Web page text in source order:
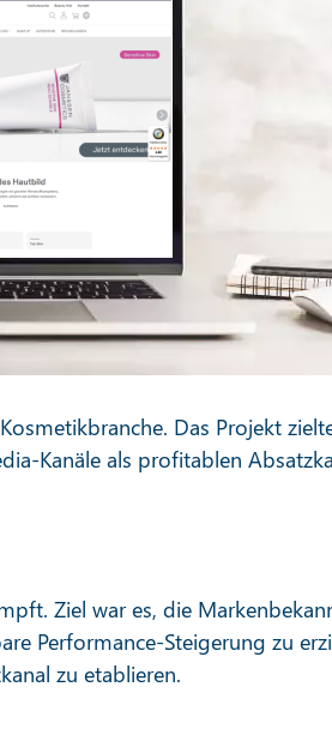
Das Projekt
Kanäle als profitablen
Ziel war es, die
Performance-Steigerung zu
zu etablieren.